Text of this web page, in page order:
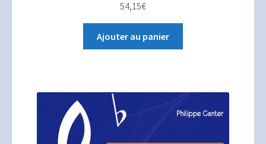
54,15€
Ajouter au panier